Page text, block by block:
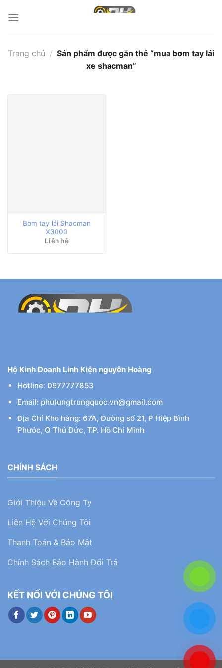
qua
Trang chủ / Sản phẩm được gắn thẻ “mua bơm tay lái
xe shacman”
Bơm tay lái Shacman
X3000
Liên hệ
Hộ Kinh Doanh Linh Kiện nguyễn Hoàng
Hotline: 0977777853
Email: phutungtrungquoc.vn@gmail.com
Địa Chỉ Kho hàng: 67A, Đường số 21, P Hiệp Bình
Phước, Q Thủ Đức, TP. Hồ Chí Minh
CHÍNH SÁCH
Giới Thiệu Về Công Ty
Liên Hệ Với Chúng Tôi
Thanh Toán & Bảo Mật
Chính Sách Bảo Hành Đổi Trả
KẾT NỐI VỚI CHÚNG TÔI